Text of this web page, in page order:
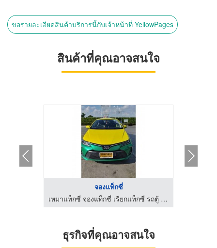
ขอรายละเอียดสินค้าบริการนี้กับเจ้าหน้าที่ YellowPages
สินค้าที่คุณอาจสนใจ
จองแท็กซี่
เหมาแท็กซี่ จองแท็กซี่ เรียกแท็กซี่ รถตู้ ไปต่างจังหวัด ไปทั่วไทย รับ-ส่งสนามบินทั่วประเทศ มีรถให้บริการตลอด 24 ชั่วโมง
ธุรกิจที่คุณอาจสนใจ